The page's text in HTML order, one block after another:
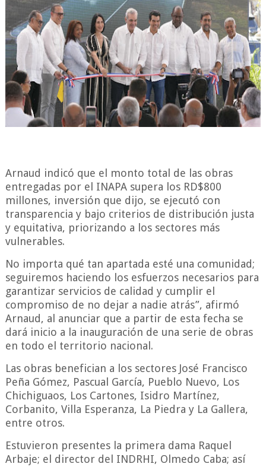
Arnaud indicó que el monto total de las obras
entregadas por el INAPA supera los RD$800
millones, inversión que dijo, se ejecutó con
transparencia y bajo criterios de distribución justa
y equitativa, priorizando a los sectores más
vulnerables.
No importa qué tan apartada esté una comunidad;
seguiremos haciendo los esfuerzos necesarios para
garantizar servicios de calidad y cumplir el
compromiso de no dejar a nadie atrás”, afirmó
Arnaud, al anunciar que a partir de esta fecha se
dará inicio a la inauguración de una serie de obras
en todo el territorio nacional.
Las obras benefician a los sectores José Francisco
Peña Gómez, Pascual García, Pueblo Nuevo, Los
Chichiguaos, Los Cartones, Isidro Martínez,
Corbanito, Villa Esperanza, La Piedra y La Gallera,
entre otros.
Estuvieron presentes la primera dama Raquel
Arbaje; el director del INDRHI, Olmedo Caba; así